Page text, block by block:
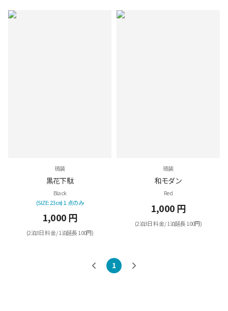
琉装
黒花下駄
Black
(SIZE: 23㎝)１点のみ
1,000 円
(2泊3日 料金 / 1泊延長 100円)
琉装
和モダン
Red
1,000 円
(2泊3日 料金 / 1泊延長 100円)
1